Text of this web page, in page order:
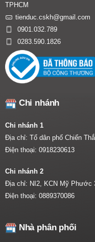
TPHCM
tienduc.cskh@gmail.com
0901.032.789
0283.590.1826
Chi nhánh
Chi nhánh 1
Địa chỉ: Tổ dân phố Chiến
Điện thoại: 0918230613
Chi nhánh 2
Địa chỉ: NI2, KCN Mỹ Phước
Điện thoại: 0889370086
Nhà phân phối